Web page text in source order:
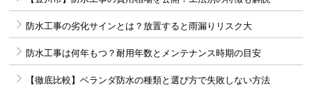
防水工事の劣化サインとは？放置すると雨漏りリスク大
防水工事は何年もつ？耐用年数とメンテナンス時期の目安
【徹底比較】ベランダ防水の種類と選び方で失敗しない方法